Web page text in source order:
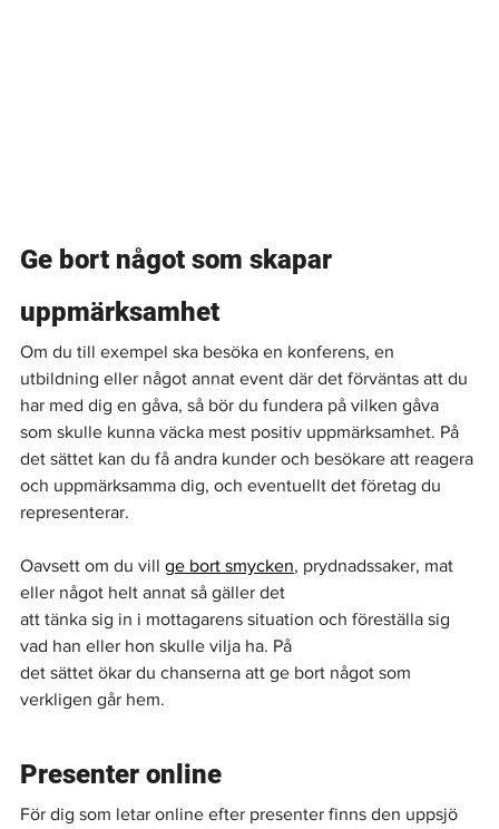
Ge bort något som skapar
uppmärksamhet
Om du till exempel ska besöka en konferens, en
utbildning eller något annat event där det förväntas att du
har med dig en gåva, så bör du fundera på vilken gåva
som skulle kunna väcka mest positiv uppmärksamhet. På
det sättet kan du få andra kunder och besökare att reagera
och uppmärksamma dig, och eventuellt det företag du
representerar.
Oavsett om du vill ge bort smycken, prydnadssaker, mat
eller något helt annat så gäller det
att tänka sig in i mottagarens situation och föreställa sig
vad han eller hon skulle vilja ha. På
det sättet ökar du chanserna att ge bort något som
verkligen går hem.
Presenter online
För dig som letar online efter presenter finns den uppsjö